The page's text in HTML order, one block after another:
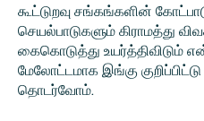
கூட்டுறவு சங்கங்களின்
செயல்பாடுகளும் கிராமத்து
கைகொடுத்து உயர்த்திவிடும்
மேலோட்டமாக இங்கு
தொடர்வோம்.